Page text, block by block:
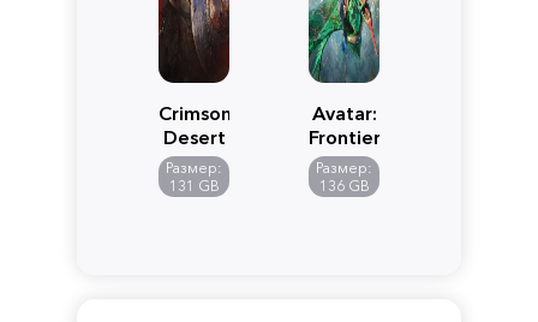
Crimson
Desert
Размер:
131 GB
Avatar:
Frontiers
of
Pandora
Размер:
136 GB